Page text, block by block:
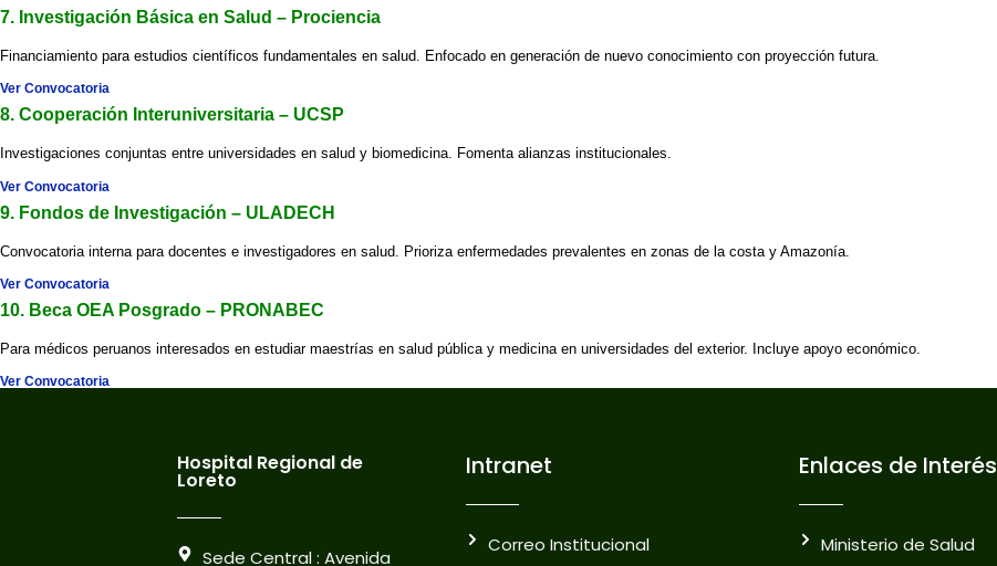
7. Investigación Básica en Salud – Prociencia
Financiamiento para estudios científicos fundamentales en salud. Enfocado en generación de nuevo conocimiento con proyección futura.
Ver Convocatoria
8. Cooperación Interuniversitaria – UCSP
Investigaciones conjuntas entre universidades en salud y biomedicina. Fomenta alianzas institucionales.
Ver Convocatoria
9. Fondos de Investigación – ULADECH
Convocatoria interna para docentes e investigadores en salud. Prioriza enfermedades prevalentes en zonas de la costa y Amazonía.
Ver Convocatoria
10. Beca OEA Posgrado – PRONABEC
Para médicos peruanos interesados en estudiar maestrías en salud pública y medicina en universidades del exterior. Incluye apoyo económico.
Ver Convocatoria
Hospital Regional de
Loreto
Sede Central : Avenida
Intranet
Correo Institucional
Enlaces de Interés
Ministerio de Salud